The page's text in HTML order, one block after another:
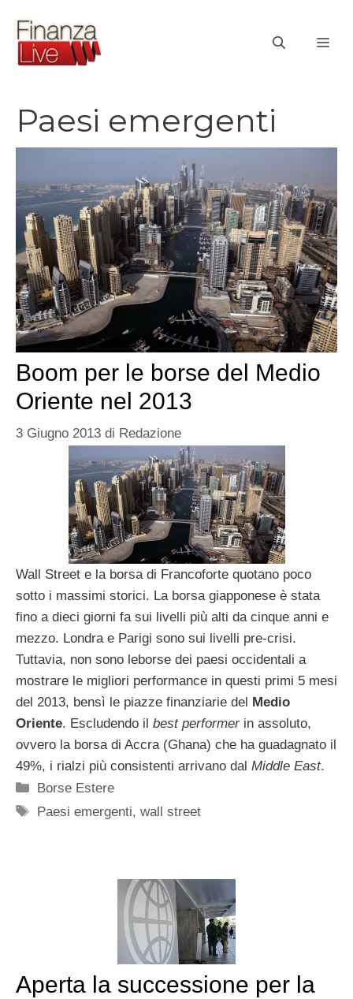
contenuto
Paesi emergenti
Boom per le borse del Medio
Oriente nel 2013
3 Giugno 2013 di Redazione
Wall Street e la borsa di Francoforte quotano poco
sotto i massimi storici. La borsa giapponese è stata
fino a dieci giorni fa sui livelli più alti da cinque anni e
mezzo. Londra e Parigi sono sui livelli pre-crisi.
Tuttavia, non sono leborse dei paesi occidentali a
mostrare le migliori performance in questi primi 5 mesi
del 2013, bensì le piazze finanziarie del
Medio
Oriente. Escludendo il best performer in assoluto,
ovvero la borsa di Accra (Ghana) che ha guadagnato il
49%, i rialzi più consistenti arrivano dal Middle East.
Categorie
Borse Estere
Tag
Paesi emergenti,wall street
Aperta la successione per la